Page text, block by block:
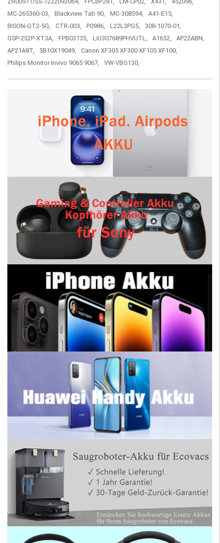
MC-265360-03,
Blackview Tab 90, MC-308594,
A41-E15,
BISON-GT2-5G,
CTR-003, P0986, L22L3PG5,
308-1070-01,
GSP-2S2P-XT3A,
FPB0313S, LiU307689PHVUTL, A1652,
AP22ABN,
AP21A8T,
5B10X19049,
Canon XF305 XF300 XF105 XF100,
Philips Monitor Invivo 9065 9067,
VW-VBG130,